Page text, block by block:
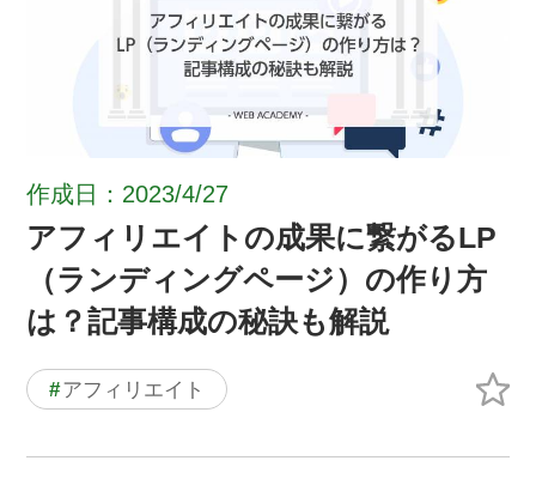
作成日：2023/4/27
アフィリエイトの成果に繋がるLP
（ランディングページ）の作り方
は？記事構成の秘訣も解説
#アフィリエイト